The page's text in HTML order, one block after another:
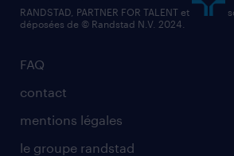
FAQ
contact
mentions légales
le groupe randstad
RANDSTAD, PARTNER FOR TALENT et
déposées de © Randstad N.V. 2024.